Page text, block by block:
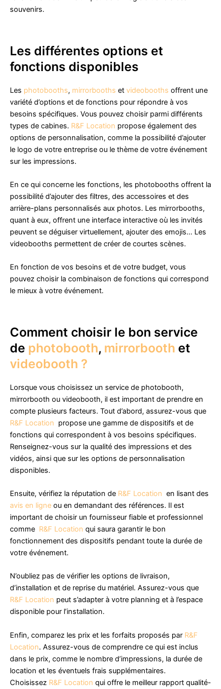
souvenirs.
Les différentes options et
fonctions disponibles
Les photobooths, mirrorbooths et videobooths offrent une
variété d’options et de fonctions pour répondre à vos
besoins spécifiques. Vous pouvez choisir parmi différents
types de cabines. R&F Location propose également des
options de personnalisation, comme la possibilité d’ajouter
le logo de votre entreprise ou le thème de votre événement
sur les impressions.
En ce qui concerne les fonctions, les photobooths offrent la
possibilité d’ajouter des filtres, des accessoires et des
arrière-plans personnalisés aux photos. Les mirrorbooths,
quant à eux, offrent une interface interactive où les invités
peuvent se déguiser virtuellement, ajouter des emojis… Les
videobooths permettent de créer de courtes scènes.
En fonction de vos besoins et de votre budget, vous
pouvez choisir la combinaison de fonctions qui correspond
le mieux à votre événement.
Comment choisir le bon service
de photobooth, mirrorbooth et
videobooth ?
Lorsque vous choisissez un service de photobooth,
mirrorbooth ou videobooth, il est important de prendre en
compte plusieurs facteurs. Tout d’abord, assurez-vous que
R&F Location propose une gamme de dispositifs et de
fonctions qui correspondent à vos besoins spécifiques.
Renseignez-vous sur la qualité des impressions et des
vidéos, ainsi que sur les options de personnalisation
disponibles.
Ensuite, vérifiez la réputation de R&F Location en lisant des
avis en ligne ou en demandant des références. Il est
important de choisir un fournisseur fiable et professionnel
comme R&F Location qui saura garantir le bon
fonctionnement des dispositifs pendant toute la durée de
votre événement.
N’oubliez pas de vérifier les options de livraison,
d’installation et de reprise du matériel. Assurez-vous que
R&F Location peut s’adapter à votre planning et à l’espace
disponible pour l’installation.
Enfin, comparez les prix et les forfaits proposés par R&F
Location. Assurez-vous de comprendre ce qui est inclus
dans le prix, comme le nombre d’impressions, la durée de
location et les éventuels frais supplémentaires.
Choisissez R&F Location qui offre le meilleur rapport qualité-